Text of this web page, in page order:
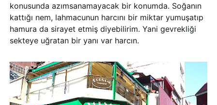
konusunda azımsanamayacak bir konumda. Soğanın
kattığı nem, lahmacunun harcını bir miktar yumuşatıp
hamura da sirayet etmiş diyebilirim. Yani gevrekliği
sekteye uğratan bir yanı var harcın.